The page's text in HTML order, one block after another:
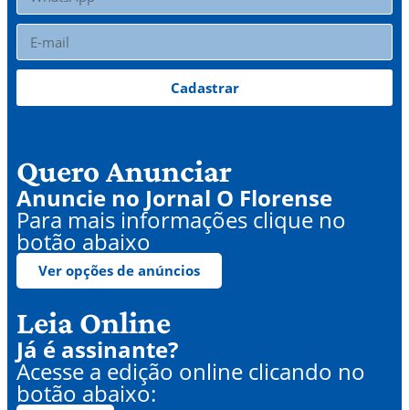
Cadastrar
Quero Anunciar
Anuncie no Jornal O Florense
Para mais informações clique no
botão abaixo
Ver opções de anúncios
Leia Online
Já é assinante?
Acesse a edição online clicando no
botão abaixo: